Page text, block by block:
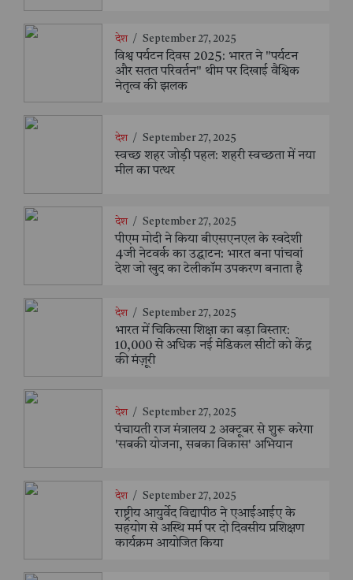
देश / September 27, 2025
विश्व पर्यटन दिवस 2025: भारत ने "पर्यटन
और सतत परिवर्तन" थीम पर दिखाई वैश्विक
नेतृत्व की झलक
देश / September 27, 2025
स्वच्छ शहर जोड़ी पहल: शहरी स्वच्छता में नया
मील का पत्थर
देश / September 27, 2025
पीएम मोदी ने किया बीएसएनएल के स्वदेशी
4जी नेटवर्क का उद्घाटन: भारत बना पांचवां
देश जो खुद का टेलीकॉम उपकरण बनाता है
देश / September 27, 2025
भारत में चिकित्सा शिक्षा का बड़ा विस्तार:
10,000 से अधिक नई मेडिकल सीटों को केंद्र
की मंज़ूरी
देश / September 27, 2025
पंचायती राज मंत्रालय 2 अक्टूबर से शुरू करेगा
'सबकी योजना, सबका विकास' अभियान
देश / September 27, 2025
राष्ट्रीय आयुर्वेद विद्यापीठ ने एआईआईए के
सहयोग से अस्थि मर्म पर दो दिवसीय प्रशिक्षण
कार्यक्रम आयोजित किया